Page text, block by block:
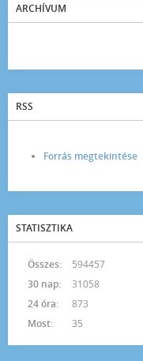
ARCHÍVUM
RSS
Forrás megtekintése
STATISZTIKA
Most: 35
Összes:
594457
30 nap:
31058
24 óra:
873